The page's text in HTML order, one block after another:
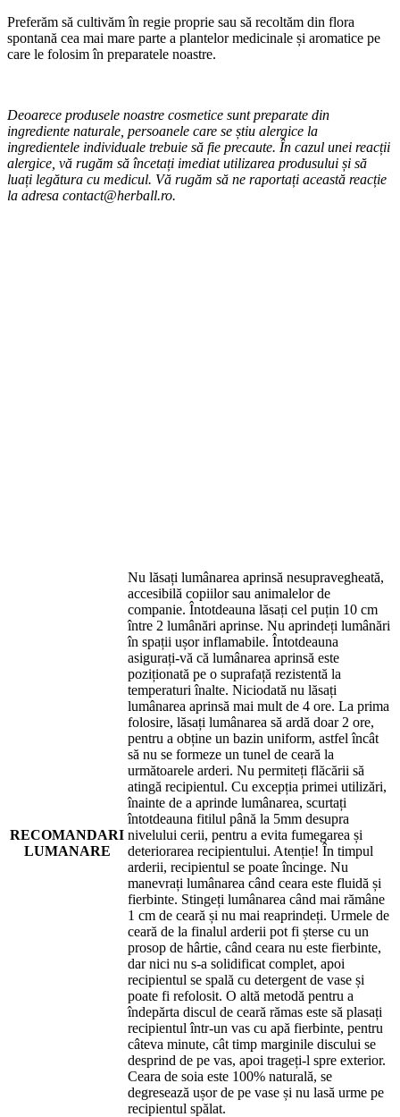
Preferăm să cultivăm în regie proprie sau să recoltăm din flora
spontană cea mai mare parte a plantelor medicinale și aromatice pe
care le folosim în preparatele noastre.
Deoarece produsele noastre cosmetice sunt preparate din
ingrediente naturale, persoanele care se știu alergice la
ingredientele individuale trebuie să fie precaute. În cazul unei reacții
alergice, vă rugăm să încetați imediat utilizarea produsului și să
luați legătura cu medicul. Vă rugăm să ne raportați această reacție
la adresa contact@herball.ro.
RECOMANDARI
LUMANARE
Nu lăsați lumânarea aprinsă nesupravegheată,
accesibilă copiilor sau animalelor de
companie. Întotdeauna lăsați cel puțin 10 cm
între 2 lumânări aprinse. Nu aprindeți lumânări
în spații ușor inflamabile. Întotdeauna
asigurați-vă că lumânarea aprinsă este
poziționată pe o suprafață rezistentă la
temperaturi înalte. Niciodată nu lăsați
lumânarea aprinsă mai mult de 4 ore. La prima
folosire, lăsați lumânarea să ardă doar 2 ore,
pentru a obține un bazin uniform, astfel încât
să nu se formeze un tunel de ceară la
următoarele arderi. Nu permiteți flăcării să
atingă recipientul. Cu excepția primei utilizări,
înainte de a aprinde lumânarea, scurtați
întotdeauna fitilul până la 5mm desupra
nivelului cerii, pentru a evita fumegarea și
deteriorarea recipientului. Atenție! În timpul
arderii, recipientul se poate încinge. Nu
manevrați lumânarea când ceara este fluidă și
fierbinte. Stingeți lumânarea când mai rămâne
1 cm de ceară și nu mai reaprindeți. Urmele de
ceară de la finalul arderii pot fi șterse cu un
prosop de hârtie, când ceara nu este fierbinte,
dar nici nu s-a solidificat complet, apoi
recipientul se spală cu detergent de vase și
poate fi refolosit. O altă metodă pentru a
îndepărta discul de ceară rămas este să plasați
recipientul într-un vas cu apă fierbinte, pentru
câteva minute, cât timp marginile discului se
desprind de pe vas, apoi trageți-l spre exterior.
Ceara de soia este 100% naturală, se
degresează ușor de pe vase și nu lasă urme pe
recipientul spălat.